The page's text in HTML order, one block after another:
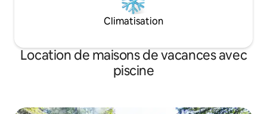
Climatisation
Location de maisons de vacances avec
piscine